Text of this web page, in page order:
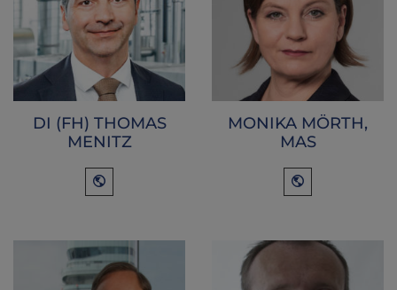
DI (FH) THOMAS
MENITZ
MONIKA MÖRTH,
MAS